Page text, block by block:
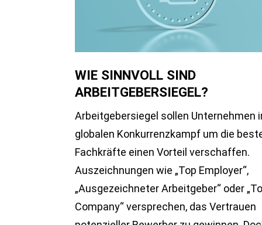
WIE SINNVOLL SIND
ARBEITGEBERSIEGEL?
Arbeitgebersiegel sollen Unternehmen
globalen Konkurrenzkampf um die
Fachkräfte einen Vorteil verschaffen.
Auszeichnungen wie „Top Employer“,
„Ausgezeichneter Arbeitgeber“ oder
Company“ versprechen, das Vertrauen